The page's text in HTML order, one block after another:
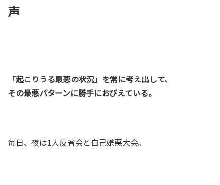
声
「起こりうる最悪の状況」を常に考え出して、
その最悪パターンに勝手におびえている。
毎日、夜は1人反省会と自己嫌悪大会。